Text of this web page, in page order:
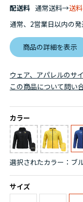
配送料 通常送料→送
通常、2営業日以内の
商品の詳細を表示
ウェア、アパレルのサ
カラー
選択されたカラー：ブ
サイズ
この商品について問い